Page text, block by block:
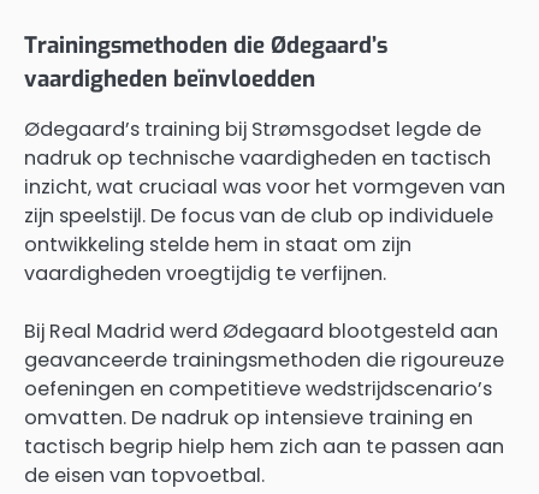
Trainingsmethoden die Ødegaard’s
vaardigheden beïnvloedden
Ødegaard’s training bij Strømsgodset legde de
nadruk op technische vaardigheden en tactisch
inzicht, wat cruciaal was voor het vormgeven van
zijn speelstijl. De focus van de club op individuele
ontwikkeling stelde hem in staat om zijn
vaardigheden vroegtijdig te verfijnen.
Bij Real Madrid werd Ødegaard blootgesteld aan
geavanceerde trainingsmethoden die rigoureuze
oefeningen en competitieve wedstrijdscenario’s
omvatten. De nadruk op intensieve training en
tactisch begrip hielp hem zich aan te passen aan
de eisen van topvoetbal.